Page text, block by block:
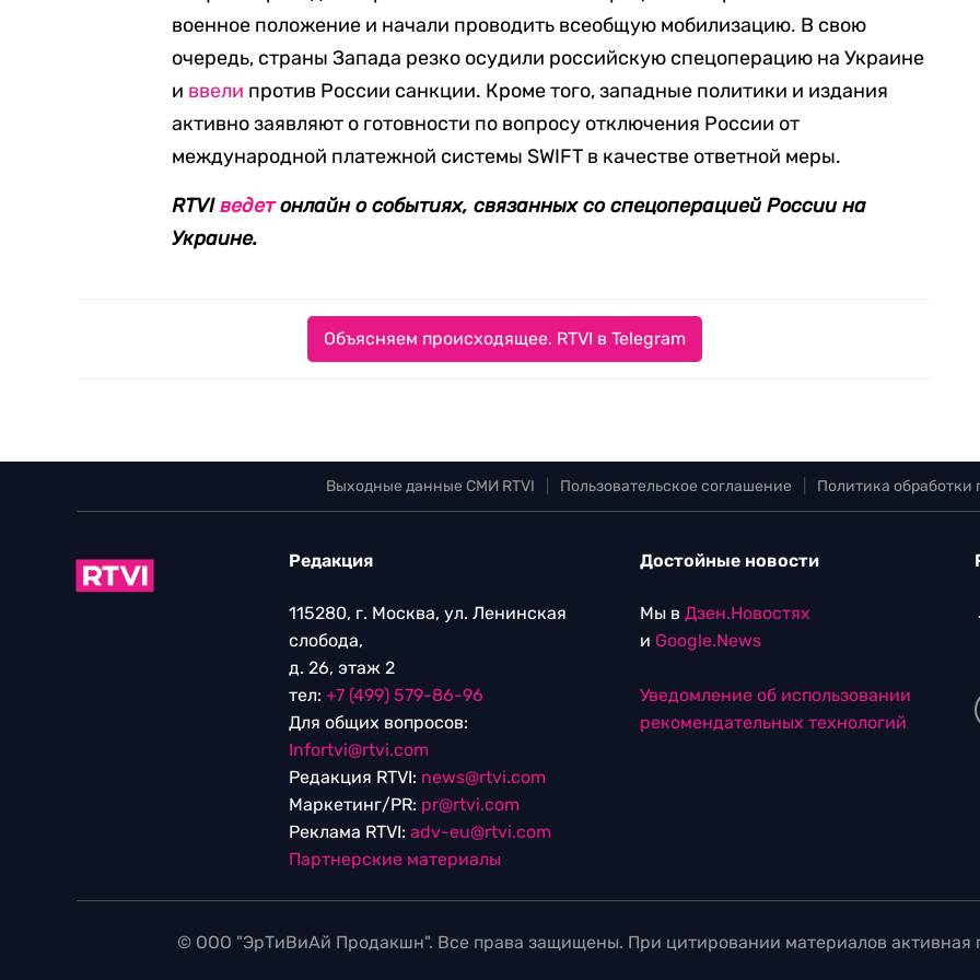
военное положение и начали проводить всеобщую мобилизацию. В свою
очередь, страны Запада резко осудили российскую спецоперацию на Украине
и ввели против России санкции. Кроме того, западные политики и издания
активно заявляют о готовности по вопросу отключения России от
международной платежной системы SWIFT в качестве ответной меры.
RTVIведетонлайн о событиях, связанных со спецоперацией России на
Украине.
Объясняем происходящее. RTVI в Telegram
Выходные данные СМИ RTVI Пользовательское соглашение Политика
Редакция
115280, г. Москва, ул. Ленинская
слобода,
д. 26, этаж 2
тел: +7 (499) 579-86-96
Для общих вопросов:
Infortvi@rtvi.com
Редакция RTVI: news@rtvi.com
Маркетинг/PR: pr@rtvi.com
Реклама RTVI: adv-eu@rtvi.com
Партнерские материалы
Достойные новости
Мы в Дзен.Новостях
и Google.News
Уведомление об использовании
рекомендательных технологий
© ООО "ЭрТиВиАй Продакшн". Все права защищены. При цитировании материалов активная